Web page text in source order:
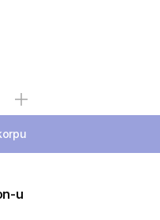
količinu
u